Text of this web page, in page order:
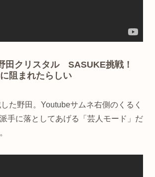
クリスタル SASUKE挑戦！
阻まれたらしい
た野田。Youtubeサムネ右側のくるく
手に落としてあげる「芸人モード」だ